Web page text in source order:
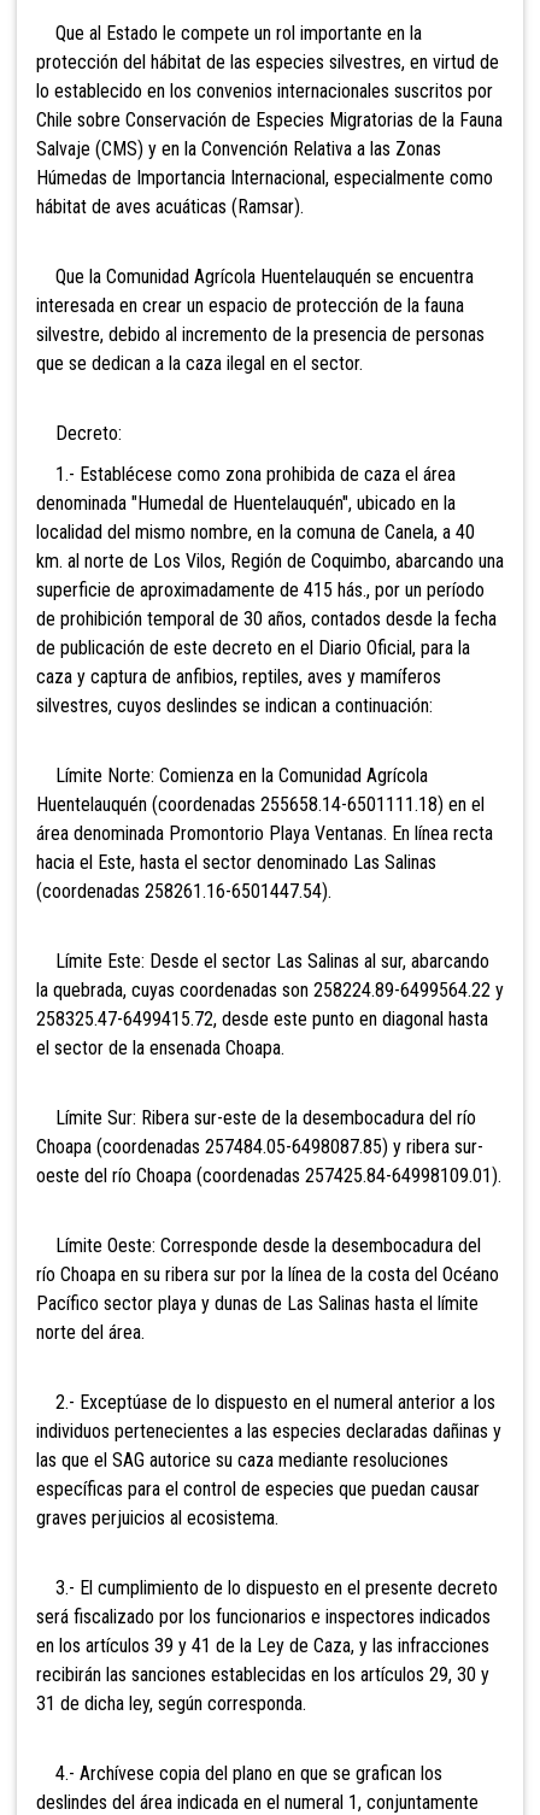
Que al Estado le compete un rol importante en la
protección del hábitat de las especies silvestres, en virtud de
lo establecido en los convenios internacionales suscritos por
Chile sobre Conservación de Especies Migratorias de la Fauna
Salvaje (CMS) y en la Convención Relativa a las Zonas
Húmedas de Importancia Internacional, especialmente como
hábitat de aves acuáticas (Ramsar).
Que la Comunidad Agrícola Huentelauquén se encuentra
interesada en crear un espacio de protección de la fauna
silvestre, debido al incremento de la presencia de personas
que se dedican a la caza ilegal en el sector.
Decreto:
1.- Establécese como zona prohibida de caza el área
denominada "Humedal de Huentelauquén", ubicado en la
localidad del mismo nombre, en la comuna de Canela, a 40
km. al norte de Los Vilos, Región de Coquimbo, abarcando una
superficie de aproximadamente de 415 hás., por un período
de prohibición temporal de 30 años, contados desde la fecha
de publicación de este decreto en el Diario Oficial, para la
caza y captura de anfibios, reptiles, aves y mamíferos
silvestres, cuyos deslindes se indican a continuación:
Límite Norte: Comienza en la Comunidad Agrícola
Huentelauquén (coordenadas 255658.14-6501111.18) en el
área denominada Promontorio Playa Ventanas. En línea recta
hacia el Este, hasta el sector denominado Las Salinas
(coordenadas 258261.16-6501447.54).
Límite Este: Desde el sector Las Salinas al sur, abarcando
la quebrada, cuyas coordenadas son 258224.89-6499564.22 y
258325.47-6499415.72, desde este punto en diagonal hasta
el sector de la ensenada Choapa.
Límite Sur: Ribera sur-este de la desembocadura del río
Choapa (coordenadas 257484.05-6498087.85) y ribera sur-
oeste del río Choapa (coordenadas 257425.84-64998109.01).
Límite Oeste: Corresponde desde la desembocadura del
río Choapa en su ribera sur por la línea de la costa del Océano
Pacífico sector playa y dunas de Las Salinas hasta el límite
norte del área.
2.- Exceptúase de lo dispuesto en el numeral anterior a los
individuos pertenecientes a las especies declaradas dañinas y
las que el SAG autorice su caza mediante resoluciones
específicas para el control de especies que puedan causar
graves perjuicios al ecosistema.
3.- El cumplimiento de lo dispuesto en el presente decreto
será fiscalizado por los funcionarios e inspectores indicados
en los artículos 39 y 41 de la Ley de Caza, y las infracciones
recibirán las sanciones establecidas en los artículos 29, 30 y
31 de dicha ley, según corresponda.
4.- Archívese copia del plano en que se grafican los
deslindes del área indicada en el numeral 1, conjuntamente